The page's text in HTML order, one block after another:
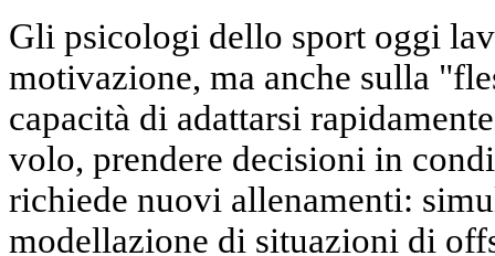
Gli psicologi dello sport oggi
motivazione, ma anche sulla
capacità di adattarsi
volo, prendere decisioni in
richiede nuovi allenamenti:
modellazione di situazioni di